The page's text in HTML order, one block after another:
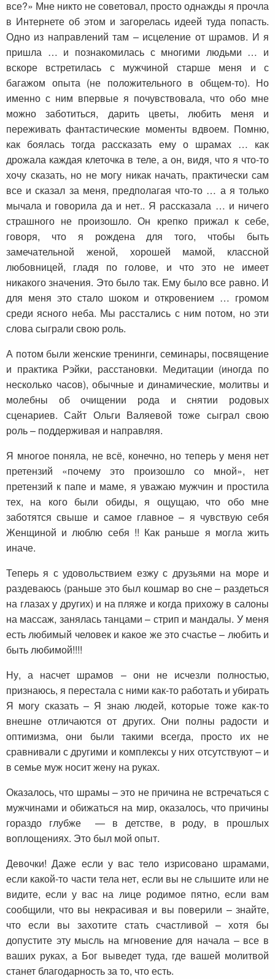
все?» Мне никто не советовал, просто однажды я прочла
в Интернете об этом и загорелась идеей туда попасть.
Одно из направлений там – исцеление от шрамов. И я
пришла … и познакомилась с многими людьми … и
вскоре встретилась с мужчиной старше меня и с
багажом опыта (не положительного в общем-то). Но
именно с ним впервые я почувствовала, что обо мне
можно заботиться, дарить цветы, любить меня и
переживать фантастические моменты вдвоем. Помню,
как боялась тогда рассказать ему о шрамах … как
дрожала каждая клеточка в теле, а он, видя, что я что-то
хочу сказать, но не могу никак начать, практически сам
все и сказал за меня, предполагая что-то … а я только
мычала и говорила да и нет.. Я рассказала … и ничего
страшного не произошло. Он крепко прижал к себе,
говоря, что я рождена для того, чтобы быть
замечательной женой, хорошей мамой, классной
любовницей, гладя по голове, и что это не имеет
никакого значения. Это было так. Ему было все равно. И
для меня это стало шоком и откровением … громом
среди ясного неба. Мы расстались с ним потом, но эти
слова сыграли свою роль.
А потом были женские тренинги, семинары, посвящение
и практика Рэйки, расстановки. Медитации (иногда по
несколько часов), обычные и динамические, молитвы и
молебны об очищении рода и снятии родовых
сценариев. Сайт Ольги Валяевой тоже сыграл свою
роль – поддерживая и направляя.
Я многое поняла, не всё, конечно, но теперь у меня нет
претензий «почему это произошло со мной», нет
претензий к папе и маме, я уважаю мужчин и простила
тех, на кого были обиды, я ощущаю, что обо мне
заботятся свыше и самое главное – я чувствую себя
Женщиной и люблю себя !! Как раньше я могла жить
иначе.
Теперь я с удовольствием езжу с друзьями на море и
раздеваюсь (раньше это был кошмар во сне – раздеться
на глазах у других) и на пляже и когда прихожу в салоны
на массаж, занялась танцами – стрип и мандалы. У меня
есть любимый человек и какое же это счастье – любить и
быть любимой!!!!
Ну, а насчет шрамов – они не исчезли полностью,
признаюсь, я перестала с ними как-то работать и убирать
Я могу сказать – Я знаю людей, которые тоже как-то
внешне отличаются от других. Они полны радости и
оптимизма, они были такими всегда, просто их не
сравнивали с другими и комплексы у них отсутствуют – и
в семье муж носит жену на руках.
Оказалось, что шрамы – это не причина не встречаться с
мужчинами и обижаться на мир, оказалось, что причины
гораздо глубже — в детстве, в роду, в прошлых
воплощениях. Это был мой опыт.
Девочки! Даже если у вас тело изрисовано шрамами,
если какой-то части тела нет, если вы не слышите или не
видите, если у вас на лице родимое пятно, если вам
сообщили, что вы некрасивая и вы поверили – знайте,
что если вы захотите стать счастливой – хотя бы
допустите эту мысль на мгновение для начала – все в
ваших руках, а Бог выведет туда, где вашей молитвой
станет благодарность за то, что есть.